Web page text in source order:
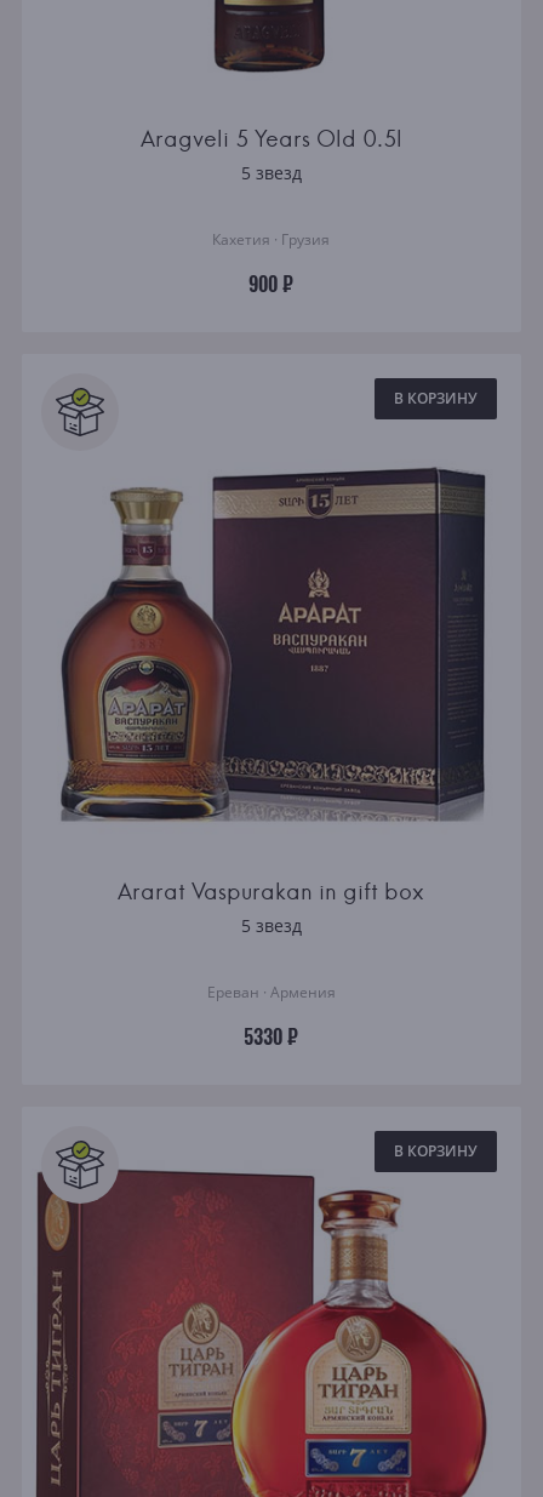
Aragveli 5 Years Old 0.5l
5 звезд
Кахетия · Грузия
900 ₽
В КОРЗИНУ
Ararat Vaspurakan in gift box
5 звезд
Ереван · Армения
5330 ₽
В КОРЗИНУ